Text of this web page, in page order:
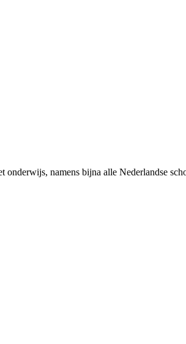
namens bijna alle Nederlandse